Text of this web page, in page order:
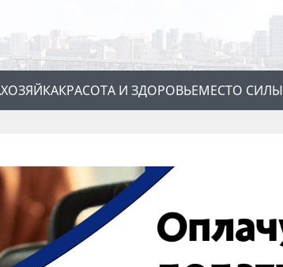
ХОЗЯЙКАКРАСОТА И ЗДОРОВЬЕМЕСТО СИЛЫ